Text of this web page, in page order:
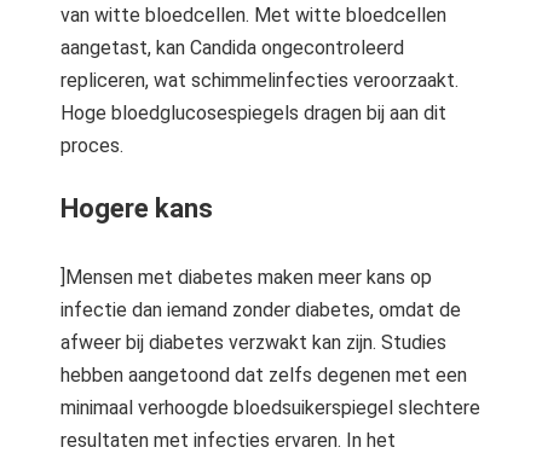
van witte bloedcellen. Met witte bloedcellen
aangetast, kan Candida ongecontroleerd
repliceren, wat schimmelinfecties veroorzaakt.
Hoge bloedglucosespiegels dragen bij aan dit
proces.
Hogere kans
]Mensen met diabetes maken meer kans op
infectie dan iemand zonder diabetes, omdat de
afweer bij diabetes verzwakt kan zijn. Studies
hebben aangetoond dat zelfs degenen met een
minimaal verhoogde bloedsuikerspiegel slechtere
resultaten met infecties ervaren. In het